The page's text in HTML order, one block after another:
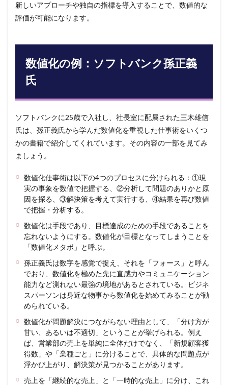
新しいアプローチや独自の指標を導入することで、数値的な
評価が可能になります。
数値化の例：ソフトバンク孫正義
氏
ソフトバンクに25歳で入社し、社長室に配属された三木雄信
氏は、孫正義氏から学んだ数値化を重視した仕事術をいくつ
かの書籍で紹介してくれています。その内容の一部を見てみ
ましょう。
数値化仕事術は以下の4つのプロセスに分けられる：①現
実の事象を数値で把握する、②分析して問題のありかと原
因を探る、③解決策を考えて実行する、④結果を再び数値
で把握・分析する。
数値化は手段であり、目標達成のための手段であることを
忘れないようにする。数値化が目標となってしまうことを
「数値化メタボ」と呼ぶ。
孫正義氏は数字を感覚で捉え、それを「フォース」と呼ん
でおり、数値化を極めた先に直感力やコミュニケーション
能力など測れない最強の境地があるとされている。ビジネ
スパーソンは身近な物事から数値化を始めてみることが勧
められている。
数値化が問題解決につながらない理由として、「分け方が
甘い、あるいは不適切」ということが挙げられる。例え
ば、営業部の売上を単純に全体だけでなく、「新規顧客獲
得数」や「業種ごと」に分けることで、具体的な問題点が
浮かび上がり、解決策が見つかることがあります。
売上を「継続的な売上」と「一時的な売上」に分け、これ